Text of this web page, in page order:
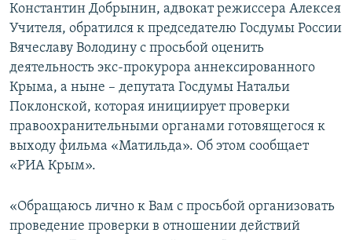
поискуИНФОГРАФИКА
ТЕЛЕПРОЕКТ КРЫМ.РЕАЛИИ
СОВЕТЫ ПРАВОЗАЩИТНИКОВ
ПРОПАВШИЕ БЕЗ ВЕСТИ
ПОБЕДИТЕЛЕЙ НЕ СУДЯТ?
КРЫМ.НЕПОКОРЕННЫЙ
УКРАИНСКАЯ ПРОБЛЕМА КРЫМА
КАК ОБОЙТИ БЛОКИРОВКУ
Українською
Qırımtatar
ПРИСОЕДИНЯЙТЕСЬ!
Все сайты RFE/RL
Константин Добрынин, адвокат режиссера Алексея
Учителя, обратился к председателю Госдумы России
Вячеславу Володину с просьбой оценить
деятельность экс-прокурора аннексированного
Крыма, а ныне – депутата Госдумы Натальи
Поклонской, которая инициирует проверки
правоохранительными органами готовящегося к
выходу фильма «Матильда». Об этом сообщает
«РИА Крым».
«Обращаюсь лично к Вам с просьбой организовать
проведение проверки в отношении действий